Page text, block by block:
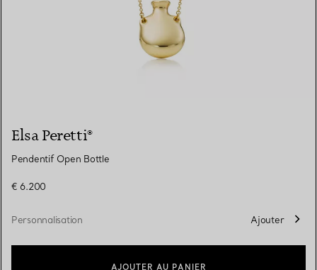
Elsa Peretti®
Pendentif Open Bottle
€ 6.200
Personnalisation Ajouter
AJOUTER AU PANIER